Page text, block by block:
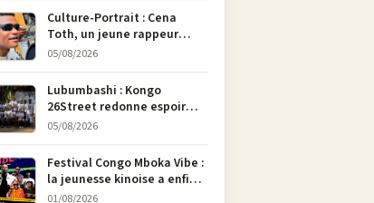
Tshimbu en 137 pages
Culture-Portrait : Cena
Toth, un jeune rappeur
déterminé à faire entendre
05/08/2026
Lubumbashi : Kongo
26Street redonne espoir
aux enfants de la rue par
05/08/2026
Festival Congo Mboka Vibe :
la jeunesse kinoise a enfin
sa plateforme de culture
01/08/2026